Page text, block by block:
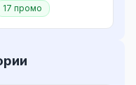
17 промо